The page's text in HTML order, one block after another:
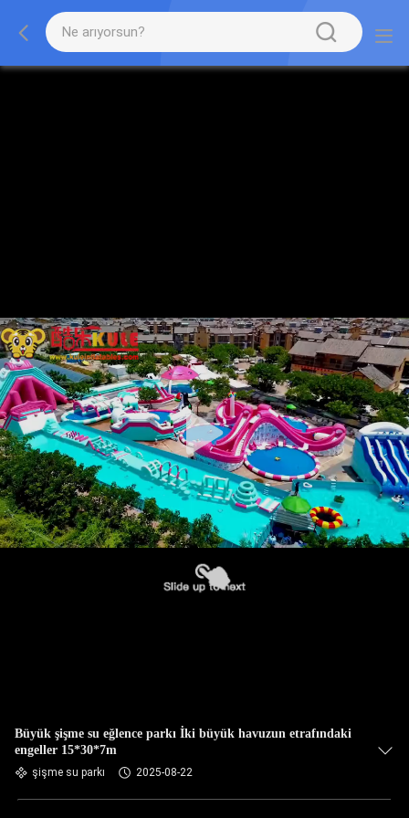
Büyük şişme su eğlence parkı İki büyük havuzun etrafındaki
engeller 15*30*7m
şişme su parkı 2025-08-22